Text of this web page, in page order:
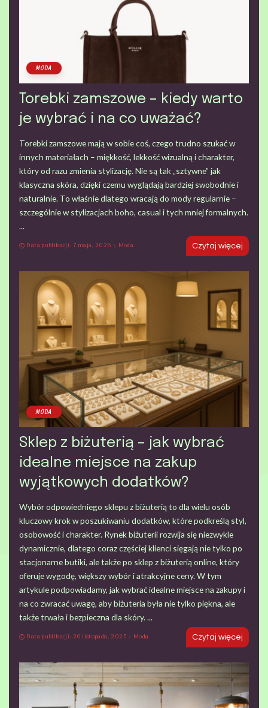
MODA
Torebki zamszowe – kiedy warto
je wybrać i na co uważać?
Torebki zamszowe mają w sobie coś, czego trudno szukać w
innych materiałach – miękkość, lekkość wizualną i charakter,
który od razu zmienia stylizację. Nie są tak „sztywne” jak
klasyczna skóra, dzięki czemu wyglądają bardziej swobodnie i
naturalnie. To właśnie dlatego wracają do mody regularnie –
szczególnie w stylizacjach boho, casual i tych mniej formalnych.
...
Data publikacji: 7 maja, 2026
Moda Czytaj więcej
MODA
Sklep z biżuterią – jak wybrać
idealne miejsce na zakup
wyjątkowych dodatków?
Wybór odpowiedniego sklepu z biżuterią to dla wielu osób
kluczowy krok w poszukiwaniu dodatków, które podkreślą styl,
osobowość i charakter. Rynek biżuterii rozwija się niezwykle
dynamicznie, dlatego coraz częściej klienci sięgają nie tylko po
stacjonarne butiki, ale także po sklep z biżuterią online, który
oferuje wygodę, większy wybór i atrakcyjne ceny. W tym
artykule podpowiadamy, jak wybrać idealne miejsce na zakupy i
na co zwracać uwagę, aby biżuteria była nie tylko piękna, ale
także trwała i bezpieczna dla skóry. ...
Data publikacji: 26 listopada, 2025
Moda Czytaj więcej